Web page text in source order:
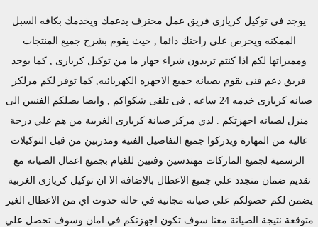
يوجد فى توكيل كريازى فريق عمل محترف يدعمك ويخدمك بكافه السبل
الممكنه ويحرص على راحتك دائما , حيث يقوم بشرح جميع المنتجات
ومميزاتها لكم اذا كنتم تريدون شراء جهاز ما من توكيل كريازى , كما يوجد
فريق دعم فنى يقوم بصيانه جميع الاجهزه الكهربائيه, كما توفر لكم مرلكز
صيانه كريازى خدمه 24 ساعه , فى تلقى شكواكم , وايضا يصلكم الفنيين الى
منزل لصيانه اجهزتكم . لدي مركز صيانة كريازى الغربية من هم علي درجة
عاليه من المهارة ويدركوا جميع التفاصيل الفنية ومدربين من قبل التوكيلات
الرسمية لجميع الماركات مهندسين وفنيين للقيام بجميع اعمال الصيانه مع
تقديم ضمان متجدد علي جميع الاعطال بالاضافة الا ان توكيل كريازى الغربية
يضمن لكم حصولكم علي صيانه مجانية في حالة حدوث اي من الاعطال الغير
متوقعة نتيجة الصيانة معنا سوف تكون اجهزتكم في امان وسوف تحصل علي